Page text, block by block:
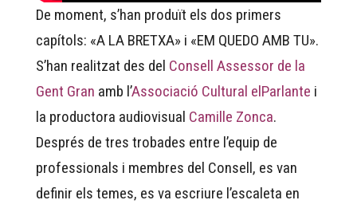
De moment, s’han produït els dos primers
capítols: «A LA BRETXA» i «EM QUEDO AMB TU».
S’han realitzat des del Consell Assessor de la
Gent Gran amb l’Associació Cultural elParlante i
la productora audiovisual Camille Zonca.
Després de tres trobades entre l’equip de
professionals i membres del Consell, es van
definir els temes, es va escriure l’escaleta en